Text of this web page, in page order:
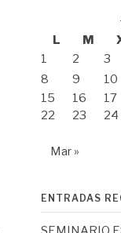
L
M
1
2 3
8
9 10
15
16 17
22
23 24
Mar »
ENTRADAS